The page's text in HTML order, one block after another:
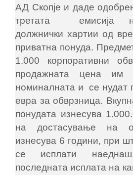
АД Скопје и даде
третата емисија
должнички хартии од
приватна понуда.
1.000 корпоративни
продажната цена им
номиналната и се нудат
евра за обврзница.
понудата изнесува
на достасување на
изнесува 6 години, при
се исплати
последната исплата на